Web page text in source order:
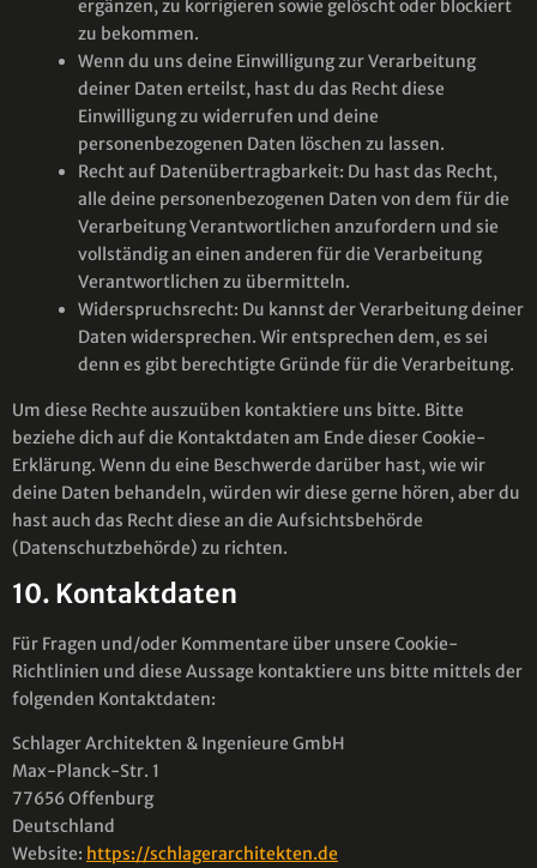
ergänzen, zu korrigieren sowie gelöscht oder blockiert
zu bekommen.
Wenn du uns deine Einwilligung zur Verarbeitung
deiner Daten erteilst, hast du das Recht diese
Einwilligung zu widerrufen und deine
personenbezogenen Daten löschen zu lassen.
Recht auf Datenübertragbarkeit: Du hast das Recht,
alle deine personenbezogenen Daten von dem für die
Verarbeitung Verantwortlichen anzufordern und sie
vollständig an einen anderen für die Verarbeitung
Verantwortlichen zu übermitteln.
Widerspruchsrecht: Du kannst der Verarbeitung deiner
Daten widersprechen. Wir entsprechen dem, es sei
denn es gibt berechtigte Gründe für die Verarbeitung.
Um diese Rechte auszuüben kontaktiere uns bitte. Bitte
beziehe dich auf die Kontaktdaten am Ende dieser Cookie-
Erklärung. Wenn du eine Beschwerde darüber hast, wie wir
deine Daten behandeln, würden wir diese gerne hören, aber du
hast auch das Recht diese an die Aufsichtsbehörde
(Datenschutzbehörde) zu richten.
10. Kontaktdaten
Für Fragen und/oder Kommentare über unsere Cookie-
Richtlinien und diese Aussage kontaktiere uns bitte mittels der
folgenden Kontaktdaten:
Schlager Architekten & Ingenieure GmbH
Max-Planck-Str. 1
77656 Offenburg
Deutschland
Website: https://schlagerarchitekten.de